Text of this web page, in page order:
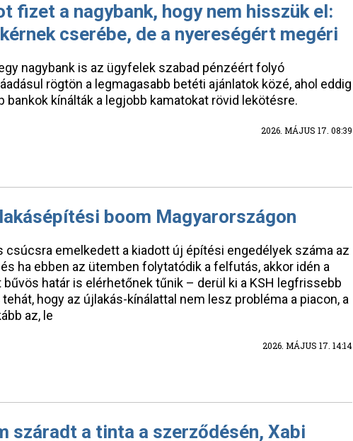
fizet a nagybank, hogy nem hisszük el:
cserébe, de a nyereségért megéri
nagybank is az ügyfelek szabad pénzéért folyó
rögtön a legmagasabb betéti ajánlatok közé, ahol eddig
bankok kínálták a legjobb kamatokat rövid lekötésre.
2026. MÁJUS 17. 08:39
boom Magyarországon
csúcsra emelkedett a kiadott új építési engedélyek száma az
ha ebben az ütemben folytatódik a felfutás, akkor idén a
határ is elérhetőnek tűnik – derül ki a KSH legfrissebb
hogy az újlakás-kínálattal nem lesz probléma a piacon, a
az, le
2026. MÁJUS 17. 14:14
száradt a tinta a szerződésén, Xabi